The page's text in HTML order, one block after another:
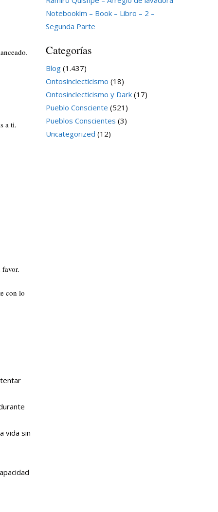
a ti.
favor.
con lo
vida sin
Notebooklm – Book – Libro – 2 –
Segunda Parte
Categorías
Blog(1.437)
Ontosinclecticismo (18)
Ontosinclecticismo y Dark(17)
Pueblo Consciente (521)
Pueblos Conscientes (3)
Uncategorized (12)